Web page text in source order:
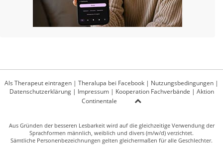
Als Therapeut eintragen | Theralupa bei Facebook | Nutzungsbedingungen |
Datenschutzerklärung| Impressum| Kooperation Fachverbände | Aktion
Continentale
Aus Gründen der besseren Lesbarkeit wird auf die gleichzeitige Verwendung der
Sprachformen männlich, weiblich und divers (m/w/d) verzichtet.
Sämtliche Personenbezeichnungen gelten gleichermaßen für alle Geschlechter.